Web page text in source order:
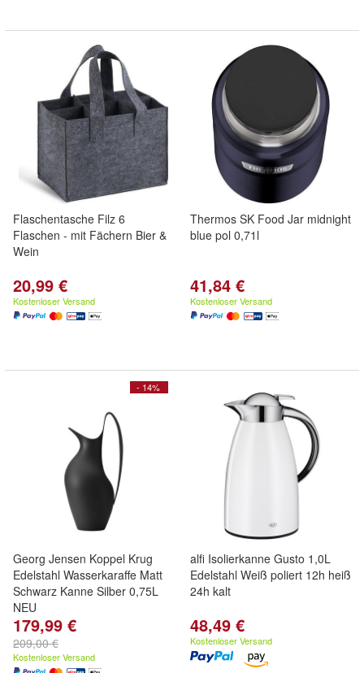
Flaschentasche Filz 6
Flaschen - mit Fächern Bier &
Wein
20,99 €
Kostenloser Versand
Thermos SK Food Jar midnight
blue pol 0,71l
41,84 €
Kostenloser Versand
- 14%
Georg Jensen Koppel Krug
Edelstahl Wasserkaraffe Matt
Schwarz Kanne Silber 0,75L
NEU
179,99 €
209,00 €
Kostenloser Versand
alfi Isolierkanne Gusto 1,0L
Edelstahl Weiß poliert 12h heiß
24h kalt
48,49 €
Kostenloser Versand